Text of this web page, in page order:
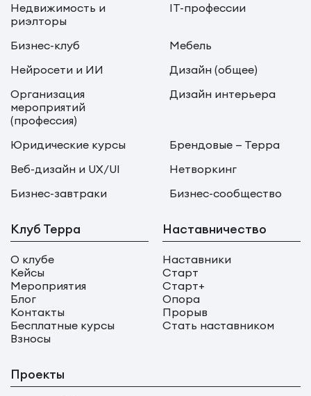
Недвижимость и
риэлторы
IT-профессии
Бизнес-клуб
Мебель
Нейросети и ИИ
Дизайн (общее)
Организация
мероприятий
(профессия)
Дизайн интерьера
Юридические курсы
Брендовые — Терра
Веб-дизайн и UX/UI
Нетворкинг
Бизнес-завтраки
Бизнес-сообщество
Клуб Терра
О клубе
Кейсы
Мероприятия
Блог
Контакты
Бесплатные курсы
Взносы
Наставничество
Наставники
Старт
Старт+
Опора
Прорыв
Стать наставником
Проекты